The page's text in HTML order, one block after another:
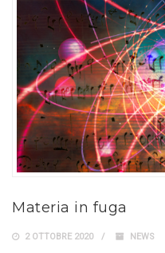
Materia in fuga
2 OTTOBRE 2020 NEWS